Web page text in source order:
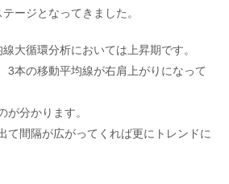
ージとなってきました。
大循環分析においては上昇期です。
3本の移動平均線が右肩上がりになって
が分かります。
て間隔が広がってくれば更にトレンドに